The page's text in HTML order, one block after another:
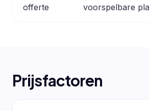
offerte
voorspelbare
Prijsfactoren